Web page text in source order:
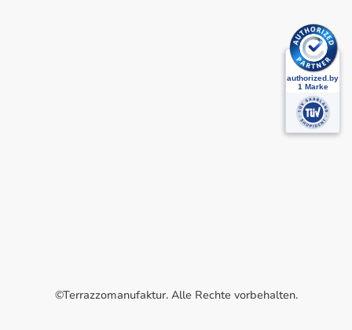
©Terrazzomanufaktur. Alle Rechte vorbehalten.